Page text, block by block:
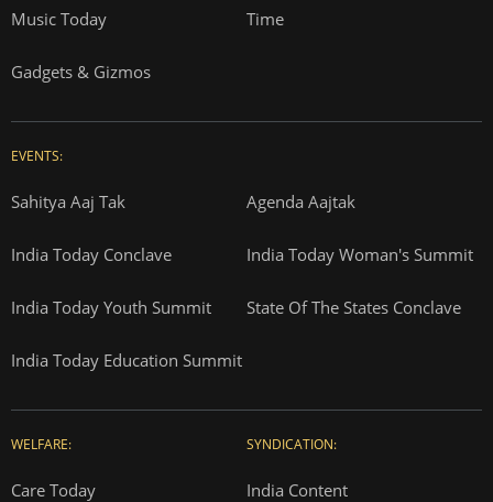
Music Today Time
Gadgets & Gizmos
EVENTS:
Sahitya Aaj Tak Agenda Aajtak
India Today Conclave India Today Woman's Summit
India Today Youth Summit State Of The States Conclave
India Today Education Summit
WELFARE:
Care Today
SYNDICATION:
India Content